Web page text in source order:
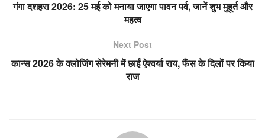
गंगा दशहरा 2026: 25 मई को मनाया जाएगा पावन पर्व, जानें शुभ मुहूर्त और
महत्व
Next Post
कान्स 2026 के क्लोजिंग सेरेमनी में छाईं ऐश्वर्या राय, फैंस के दिलों पर किया
राज